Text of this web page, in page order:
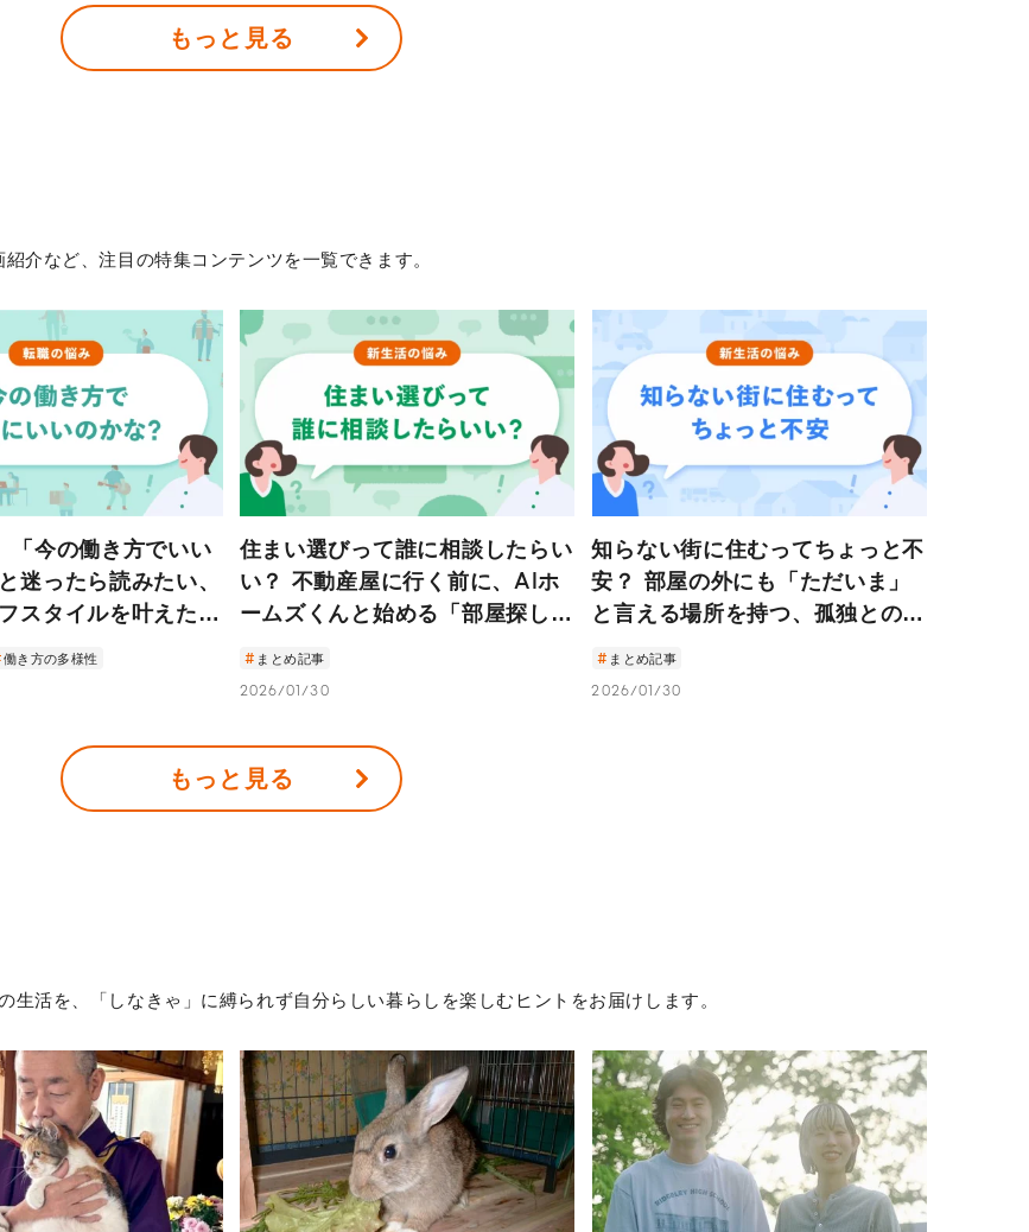
もっと見る
介など、注目の特集コンテンツを一覧できます。
「今の働き方でいい
迷ったら読みたい、
スタイルを叶えた5
働き方の多様性
住まい選びって誰に相談したらい
い？ 不動産屋に行く前に、AIホ
ームズくんと始める「部屋探しの
まとめ記事
2026/01/30
知らない街に住むってちょっと不
安？ 部屋の外にも「ただいま」
と言える場所を持つ、孤独との付
まとめ記事
2026/01/30
もっと見る
活を、「しなきゃ」に縛られず自分らしい暮らしを楽しむヒントをお届けします。